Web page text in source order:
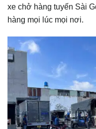
xe chở hàng tuyến Sài
hàng mọi lúc mọi nơi.